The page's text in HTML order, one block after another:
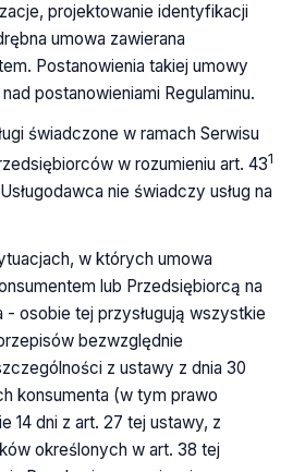
projektowanie identyfikacji
umowa zawierana
Postanowienia takiej umowy
postanowieniami Regulaminu.
świadczone w ramach Serwisu
w rozumieniu art. 431
nie świadczy usług na
w których umowa
lub Przedsiębiorcą na
- osobie tej przysługują wszystkie
bezwzględnie
z ustawy z dnia 30
konsumenta (w tym prawo
14 dni z art. 27 tej ustawy, z
określonych w art. 38 tej